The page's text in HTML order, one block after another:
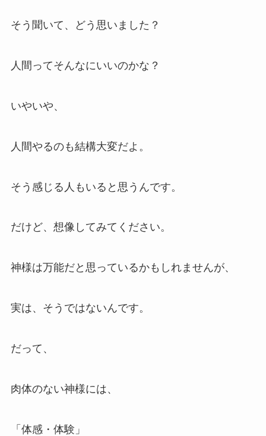
そう聞いて、どう思いました？
人間ってそんなにいいのかな？
いやいや、
人間やるのも結構大変だよ。
そう感じる人もいると思うんです。
だけど、想像してみてください。
神様は万能だと思っているかもしれませんが、
実は、そうではないんです。
だって、
肉体のない神様には、
「体感・体験」